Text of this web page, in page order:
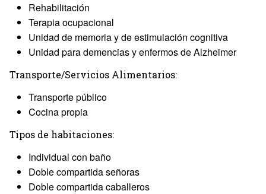
Rehabilitación
Terapia ocupacional
Unidad de memoria y de estimulación cognitiva
Unidad para demencias y enfermos de Alzheimer
Transporte/Servicios Alimentarios:
Transporte público
Cocina propia
Tipos de habitaciones:
Individual con baño
Doble compartida señoras
Doble compartida caballeros